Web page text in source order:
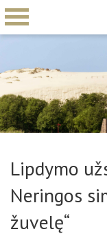
Lipdymo
Neringos
žuvelę“